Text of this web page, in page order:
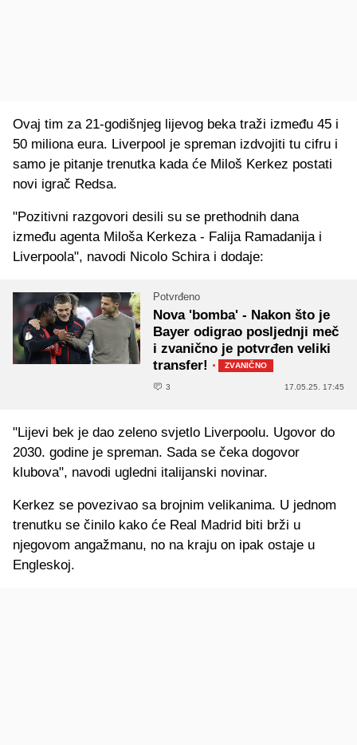
Ovaj tim za 21-godišnjeg lijevog beka traži između 45 i
50 miliona eura. Liverpool je spreman izdvojiti tu cifru i
samo je pitanje trenutka kada će Miloš Kerkez postati
novi igrač Redsa.
"Pozitivni razgovori desili su se prethodnih dana
između agenta Miloša Kerkeza - Falija Ramadanija i
Liverpoola", navodi Nicolo Schira i dodaje:
Potvrđeno
Nova 'bomba' - Nakon što je
Bayer odigrao posljednji meč
i zvanično je potvrđen veliki
transfer! · ZVANIČNO
3 17.05.25. 17:45
"Lijevi bek je dao zeleno svjetlo Liverpoolu. Ugovor do
2030. godine je spreman. Sada se čeka dogovor
klubova", navodi ugledni italijanski novinar.
Kerkez se povezivao sa brojnim velikanima. U jednom
trenutku se činilo kako će Real Madrid biti brži u
njegovom angažmanu, no na kraju on ipak ostaje u
Engleskoj.